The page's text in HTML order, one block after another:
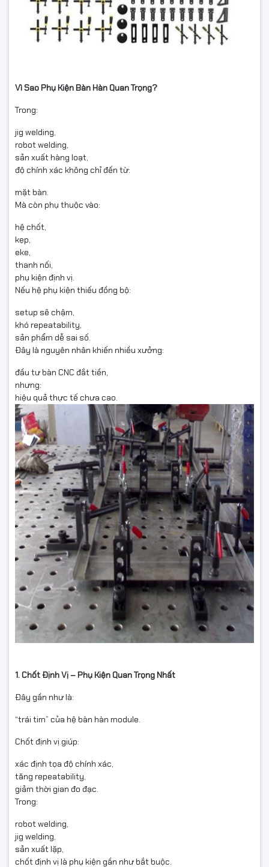
Vì Sao Phụ Kiện Bàn Hàn Quan Trọng?
Trong:
jig welding,
robot welding,
sản xuất hàng loạt,
độ chính xác không chỉ đến từ:
mặt bàn.
Mà còn phụ thuộc vào:
hệ chốt,
kẹp,
eke,
thanh nối,
phụ kiện định vị.
Nếu hệ phụ kiện thiếu đồng bộ:
setup sẽ chậm,
khó repeatability,
sản phẩm dễ sai số.
Đây là nguyên nhân khiến nhiều xưởng:
đầu tư bàn CNC đắt tiền,
nhưng:
hiệu quả thực tế chưa cao.
1. Chốt Định Vị – Phụ Kiện Quan Trọng Nhất
Đây gần như là:
“trái tim” của hệ bàn hàn module.
Chốt định vị giúp:
xác định tọa độ chính xác,
tăng repeatability,
giảm thời gian đo đạc.
Trong:
robot welding,
jig welding,
sản xuất lặp,
chốt định vị là phụ kiện gần như bắt buộc.